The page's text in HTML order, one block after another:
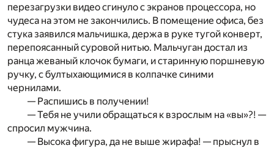
перезагрузки видео сгинуло с экранов процессора, но
чудеса на этом не закончились. В помещение офиса, без
стука заявился мальчишка, держа в руке тугой конверт,
перепоясанный суровой нитью. Мальчуган достал из
ранца жеваный клочок бумаги, и старинную поршневую
ручку, с бултыхающимися в колпачке синими
чернилами.
— Распишись в получении!
— Тебя не учили обращаться к взрослым на «вы»?! —
спросил мужчина.
— Высока фигура, да не выше жирафа! — прыснул в